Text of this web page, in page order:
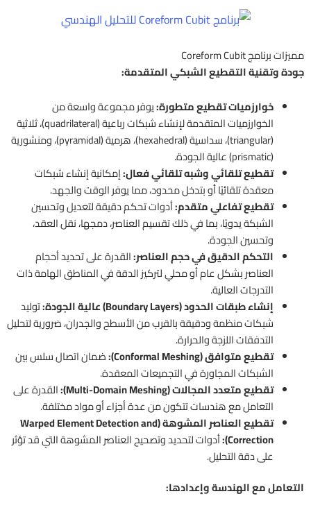
مميزات برنامج Coreform Cubit
جودة وتقنية التقطيع الشبكي المتقدمة:
خوارزميات تقطيع متطورة:يوفر مجموعة واسعة من
الخوارزميات المتقدمة لإنشاء شبكات رباعية (quadrilateral)، ثلاثية
(triangular)، سداسية (hexahedral)، هرمية (pyramidal)، ومنشورية
(prismatic) عالية الجودة.
تقطيع تلقائي وشبه تلقائي فعال:إمكانية إنشاء شبكات
معقدة تلقائيًا أو بتدخل محدود، مما يوفر الوقت والجهد.
تقطيع تفاعلي متقدم:أدوات تحكم دقيقة لتعديل وتحسين
الشبكة يدويًا، بما في ذلك تقسيم العناصر، دمجها، نقل العقد،
وتحسين الجودة.
التحكم الدقيق في حجم العناصر:القدرة على تحديد أحجام
العناصر بشكل عام أو محلي لتركيز الدقة في المناطق الهامة ذات
التدرجات العالية.
إنشاء طبقات الحدود (Boundary Layers) عالية الجودة:
توليد
شبكات منظمة ودقيقة بالقرب من الأسطح والجدران، ضرورية لتحليل
التدفقات اللزجة والحرارة.
تقطيع متوافق (Conformal Meshing):
ضمان اتصال سلس بين
الشبكات المجاورة في التجميعات المعقدة.
تقطيع متعدد المجالات (Multi-Domain Meshing):
القدرة على
التعامل مع هندسات تتكون من عدة أجزاء أو مواد مختلفة.
تقطيع العناصر المشوهة (Warped Element Detection and
Correction): أدوات لتحديد وتصحيح العناصر المشوهة التي قد تؤثر
على دقة التحليل.
التعامل مع الهندسة وإعدادها: